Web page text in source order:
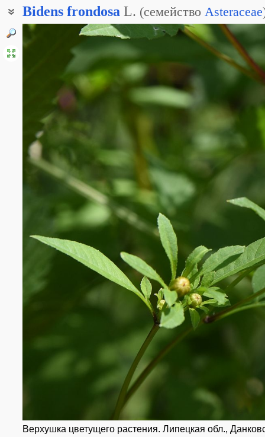
Bidens frondosa L. (семейство Asteraceae
Череда ветвистая
Череда многолистная
Череда облиственная
Верхушка цветущего растения. Липецкая обл.,